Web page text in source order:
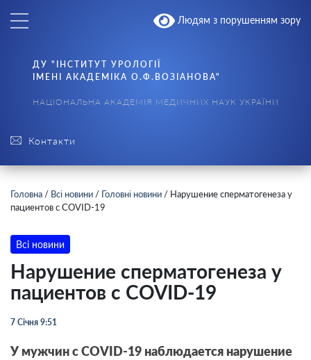
Людям з порушенням зору
Контакти
ДУ "ІНСТИТУТ УРОЛОГІЇ
ІМЕНІ АКАДЕМІКА О.Ф.ВОЗІАНОВА"
НАЦІОНАЛЬНА АКАДЕМІЯ МЕДИЧНИХ НАУК УКРАЇНИ
Головна / Всі новини / Головні новини / Нарушение сперматогенеза у
пациентов с COVID-19
Всі новини
Нарушение сперматогенеза у
пациентов с COVID-19
7 Січня 9:51
У мужчин сCOVID-19 наблюдается нарушение